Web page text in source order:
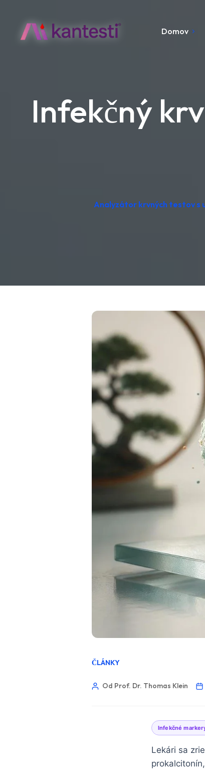
Domov
Infekčný
Analyzátor krvných testov s
ČLÁNKY
Od Prof. Dr. Thomas Klein
Infekčné
Lekári sa